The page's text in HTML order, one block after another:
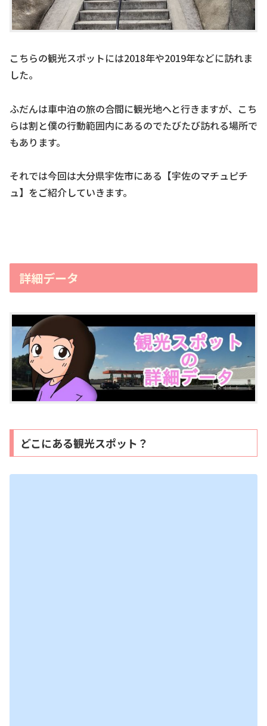
こちらの観光スポットには2018年や2019年などに訪れま
した。
ふだんは車中泊の旅の合間に観光地へと行きますが、こち
らは割と僕の行動範囲内にあるのでたびたび訪れる場所で
もあります。
それでは今回は大分県宇佐市にある【宇佐のマチュピチ
ュ】をご紹介していきます。
詳細データ
どこにある観光スポット？